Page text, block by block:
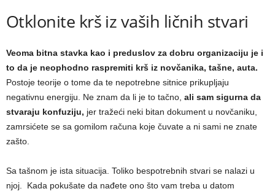
Otklonite krš iz vaših ličnih stvari
Veoma bitna stavka kao i preduslov za dobru organizaciju je i
to da je neophodno raspremiti krš iz novčanika, tašne, auta.
Postoje teorije o tome da te nepotrebne sitnice prikupljaju
negativnu energiju. Ne znam da li je to tačno, ali sam sigurna da
stvaraju konfuziju, jer tražeći neki bitan dokument u novčaniku,
zamrsićete se sa gomilom računa koje čuvate a ni sami ne znate
zašto.
Sa tašnom je ista situacija. Toliko bespotrebnih stvari se nalazi u
njoj. Kada pokušate da nađete ono što vam treba u datom